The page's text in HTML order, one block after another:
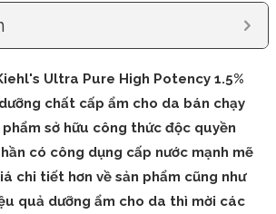
Ultra Pure High Potency 1.5%
chất cấp ẩm cho da bán chạy
phẩm sở hữu công thức độc quyền
có công dụng cấp nước mạnh mẽ
chi tiết hơn về sản phẩm cũng như
quả dưỡng ẩm cho da thì mời các